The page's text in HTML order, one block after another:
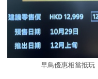
早鳥優惠相當抵玩